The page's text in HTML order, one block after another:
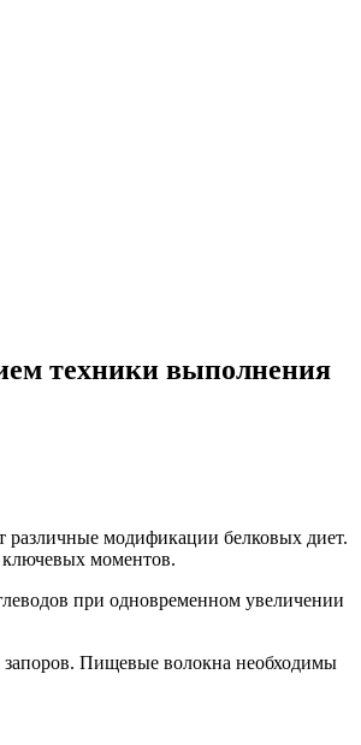
техники выполнения
различные модификации белковых диет.
ключевых моментов.
при одновременном увеличении
запоров. Пищевые волокна необходимы